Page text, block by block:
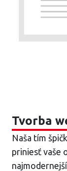
Tvorba
Naša tím
priniesť vaše